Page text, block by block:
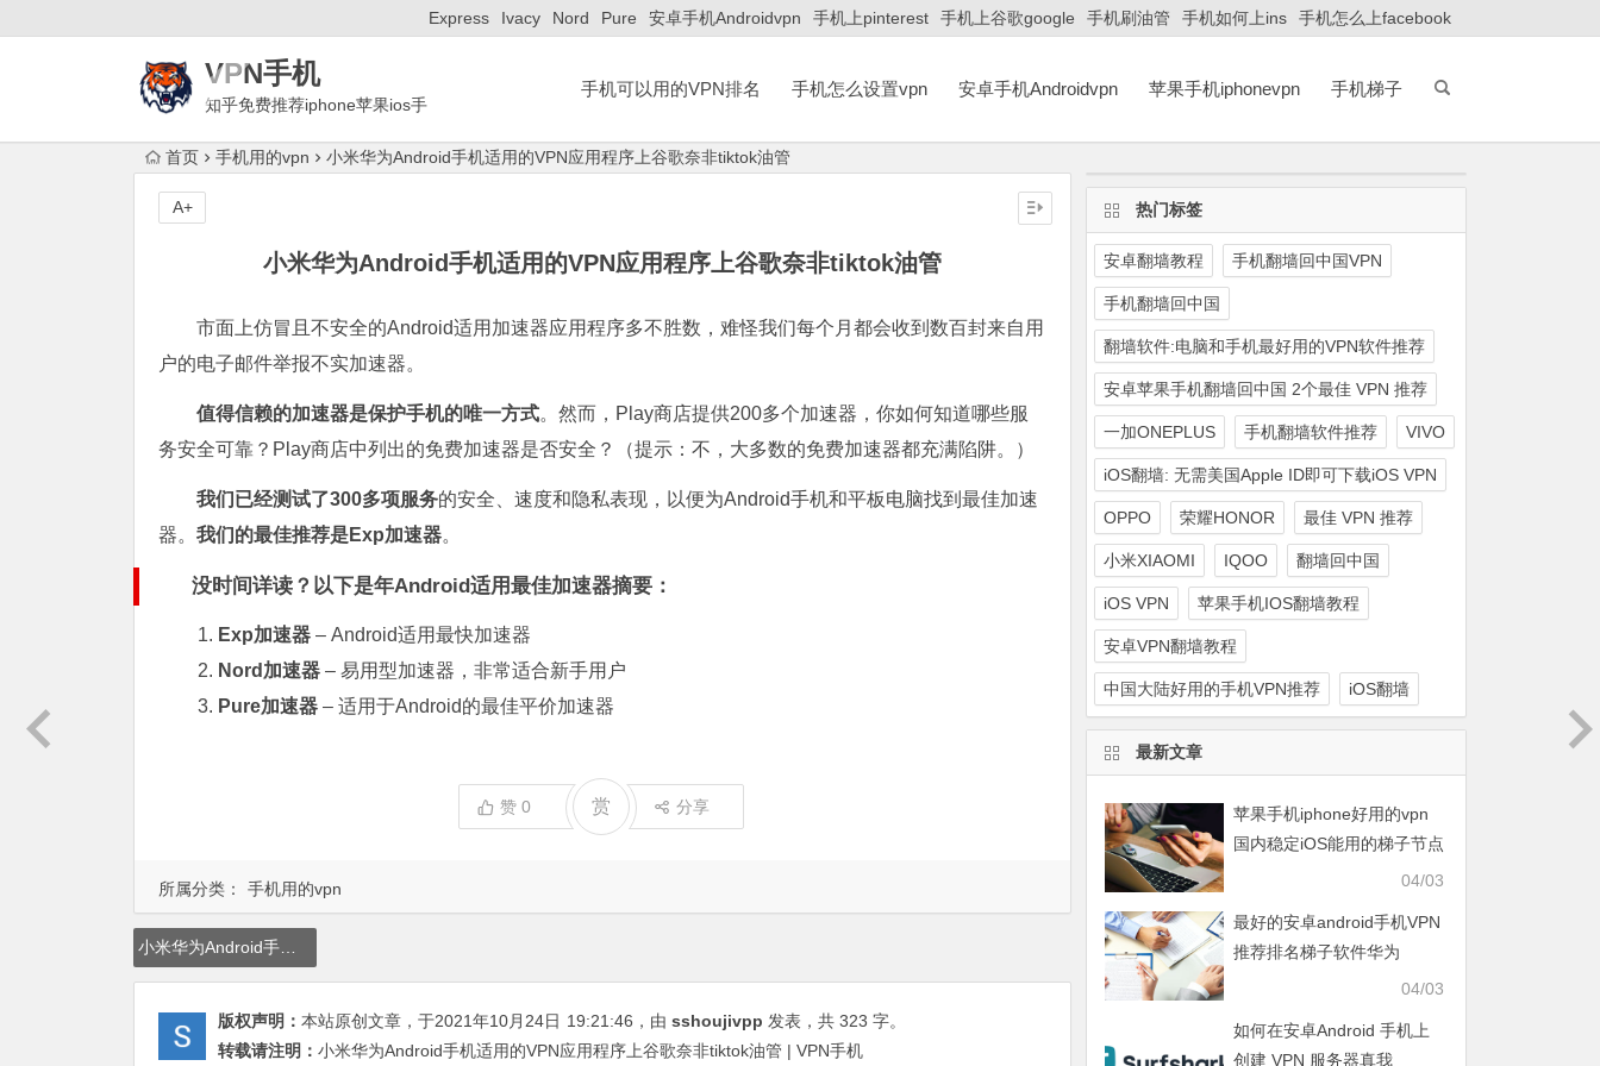
Express Ivacy Nord Pure 安卓手机Androidvpn 手机上pinterest 手机上谷歌google 手机刷油管 手机如何上ins 手机怎么上facebook
VPN手机
知乎免费推荐iphone苹果ios手
手机可以用的VPN排名 手机怎么设置vpn 安卓手机Androidvpn 苹果手机iphonevpn 手机梯子
首页 手机用的vpn 小米华为Android手机适用的VPN应用程序上谷歌奈非tiktok油管
小米华为Android手机适用的VPN应用程序上谷歌奈非tiktok油管
A+
所属分类： 手机用的vpn
市面上仿冒且不安全的Android适用加速器应用程序多不胜数，难怪我们每个月都会收到数百封来自用
户的电子邮件举报不实加速器。
值得信赖的加速器是保护手机的唯一方式。然而，Play商店提供200多个加速器，你如何知道哪些服
务安全可靠？Play商店中列出的免费加速器是否安全？（提示：不，大多数的免费加速器都充满陷阱。）
我们已经测试了300多项服务的安全、速度和隐私表现，以便为Android手机和平板电脑找到最佳加速
器。 我们的最佳推荐是Exp加速器。
没时间详读？以下是年Android适用最佳加速器摘要：
Exp加速器 – Android适用最快加速器
Nord加速器 – 易用型加速器，非常适合新手用户
Pure加速器 – 适用于Android的最佳平价加速器
赞 0 赏 分享
版权声明： 本站原创文章，于2021年10月24日 19:21:46 ，由 sshoujivpp 发表，共 323 字。
转载请注明： 小米华为Android手机适用的VPN应用程序上谷歌奈非tiktok油管 | VPN手机
热门标签
安卓翻墙教程 手机翻墙回中国VPN
手机翻墙回中国
翻墙软件:电脑和手机最好用的VPN软件推荐
安卓苹果手机翻墙回中国 2个最佳 VPN 推荐
一加ONEPLUS 手机翻墙软件推荐 VIVO
iOS翻墙: 无需美国Apple ID即可下载iOS VPN
OPPO 荣耀HONOR 最佳 VPN 推荐
小米XIAOMI IQOO 翻墙回中国
iOS VPN 苹果手机IOS翻墙教程
安卓VPN翻墙教程
中国大陆好用的手机VPN推荐 iOS翻墙
最新文章
苹果手机iphone好用的vpn
国内稳定iOS能用的梯子节点
04/03
最好的安卓android手机VPN
推荐排名梯子软件华为
HUAWEI、OPPO、VIVO、
04/03
如何在安卓Android 手机上
创建 VPN 服务器真我